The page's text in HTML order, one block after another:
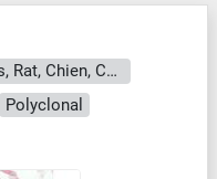
Reactivité: Humain, Souris, Rat, Chien, Cobaye, Porc
Polyclonal